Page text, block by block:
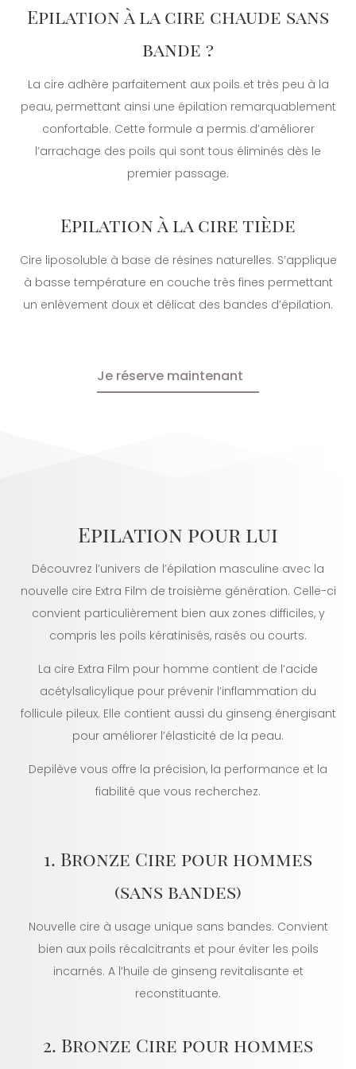
Epilation à la cire chaude sans
bande ?
La cire adhère parfaitement aux poils et très peu à la
peau, permettant ainsi une épilation remarquablement
confortable. Cette formule a permis d’améliorer
l’arrachage des poils qui sont tous éliminés dès le
premier passage.
Epilation à la cire tiède
Cire liposoluble à base de résines naturelles. S’applique
à basse température en couche très fines permettant
un enlèvement doux et délicat des bandes d’épilation.
Je réserve maintenant
Epilation pour lui
Découvrez l’univers de l’épilation masculine avec la
nouvelle cire Extra Film de troisième génération. Celle-ci
convient particulièrement bien aux zones difficiles, y
compris les poils kératinisés, rasés ou courts.
La cire Extra Film pour homme contient de l’acide
acétylsalicylique pour prévenir l’inflammation du
follicule pileux. Elle contient aussi du ginseng énergisant
pour améliorer l’élasticité de la peau.
Depilève vous offre la précision, la performance et la
fiabilité que vous recherchez.
1. Bronze Cire pour hommes
(sans bandes)
Nouvelle cire à usage unique sans bandes. Convient
bien aux poils récalcitrants et pour éviter les poils
incarnés. A l’huile de ginseng revitalisante et
reconstituante.
2. Bronze Cire pour hommes